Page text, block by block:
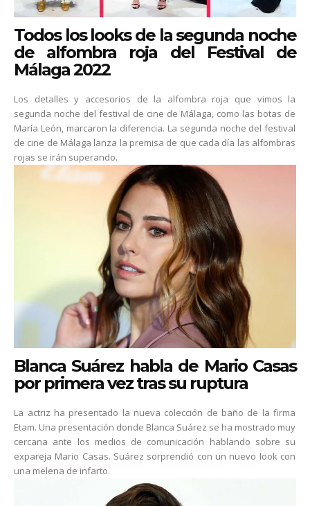
Todos los looks de la segunda noche
de alfombra roja del Festival de
Málaga 2022
Los detalles y accesorios de la alfombra roja que vimos la
segunda noche del festival de cine de Málaga, como las botas de
María León, marcaron la diferencia. La segunda noche del festival
de cine de Málaga lanza la premisa de que cada día las alfombras
rojas se irán superando.
Blanca Suárez habla de Mario Casas
por primera vez tras su ruptura
La actriz ha presentado la nueva colección de baño de la firma
Etam. Una presentación donde Blanca Suárez se ha mostrado muy
cercana ante los medios de comunicación hablando sobre su
expareja Mario Casas. Suárez sorprendió con un nuevo look con
una melena de infarto.